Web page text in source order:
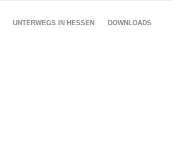
UNTERWEGS IN HESSEN DOWNLOADS